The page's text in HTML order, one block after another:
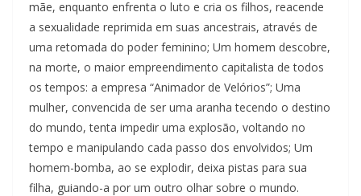
mãe, enquanto enfrenta o luto e cria os filhos, reacende
a sexualidade reprimida em suas ancestrais, através de
uma retomada do poder feminino; Um homem descobre,
na morte, o maior empreendimento capitalista de todos
os tempos: a empresa “Animador de Velórios”; Uma
mulher, convencida de ser uma aranha tecendo o destino
do mundo, tenta impedir uma explosão, voltando no
tempo e manipulando cada passo dos envolvidos; Um
homem-bomba, ao se explodir, deixa pistas para sua
filha, guiando-a por um outro olhar sobre o mundo.